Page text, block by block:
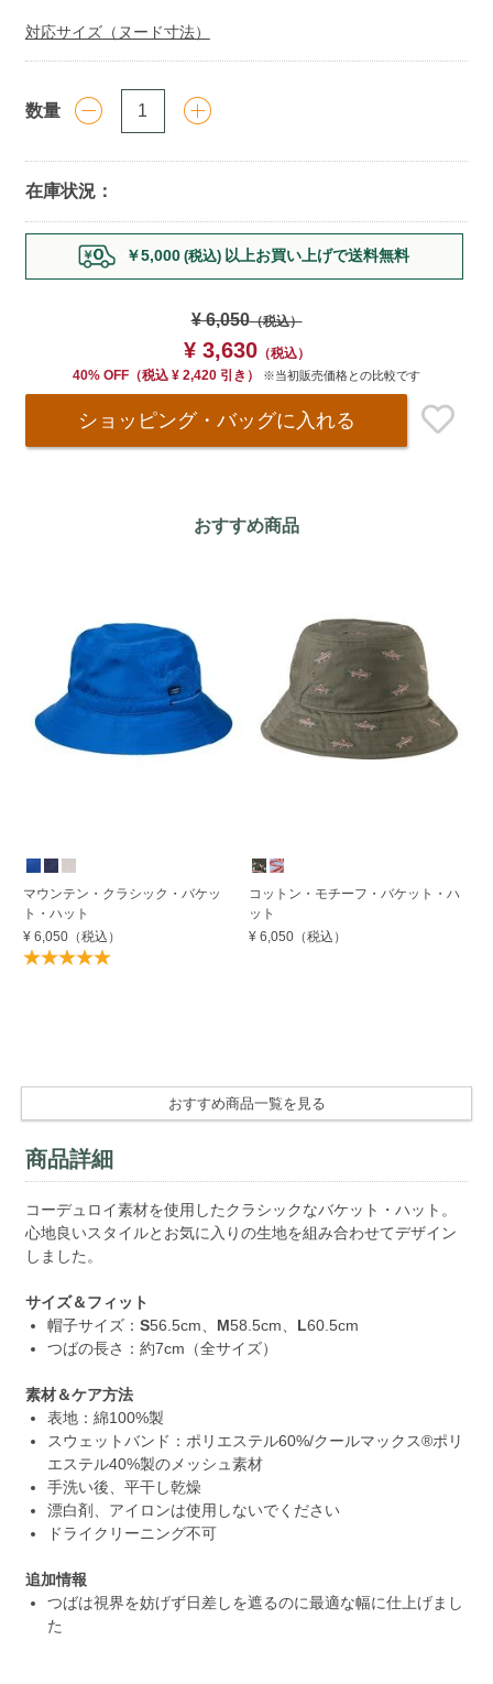
対応サイズ（ヌード寸法）
数量
在庫状況：
Add
cart
￥5,000 (税込) 以上お買い上げで送料無料
¥ 6,050（税込）
¥ 3,630（税込）
40% OFF （税込 ¥ 2,420 引き） ※当初販売価格との比較です
ショッピング・バッグに入れる
おすすめ商品
マウンテン・クラシック・バケッ
ト・ハット
¥ 6,050（税込）
コットン・モチーフ・バケット・ハ
ット
¥ 6,050 （税込）
おすすめ商品一覧を見る
商品詳細
コーデュロイ素材を使用したクラシックなバケット・ハット。
心地良いスタイルとお気に入りの生地を組み合わせてデザイン
しました。
サイズ＆フィット
帽子サイズ： S56.5cm、 M58.5cm、 L60.5cm
つばの長さ：約7cm（全サイズ）
素材＆ケア方法
表地：綿100%製
スウェットバンド：ポリエステル60%/クールマックス®ポリ
エステル40%製のメッシュ素材
手洗い後、平干し乾燥
漂白剤、アイロンは使用しないでください
ドライクリーニング不可
追加情報
つばは視界を妨げず日差しを遮るのに最適な幅に仕上げまし
た